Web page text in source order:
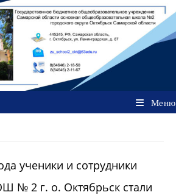
Меню
ученики и сотрудники
№ 2 г. о. Октябрьск стали